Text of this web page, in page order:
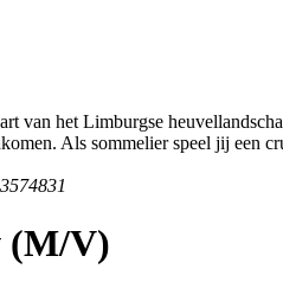
van het Limburgse
Als sommelier speel jij een
(M/V)